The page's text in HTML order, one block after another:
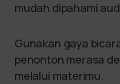
mudah dipahami
Gunakan gaya
penonton merasa
melalui materimu.